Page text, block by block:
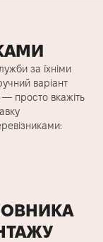
за їхніми
варіант
— просто вкажіть